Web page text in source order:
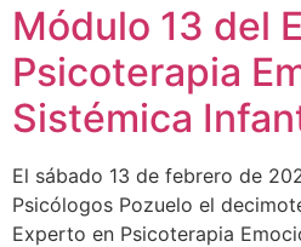
Módulo 13 del
Psicoterapia
Sistémica
El sábado 13 de febrero de
Psicólogos Pozuelo el
Experto en Psicoterapia